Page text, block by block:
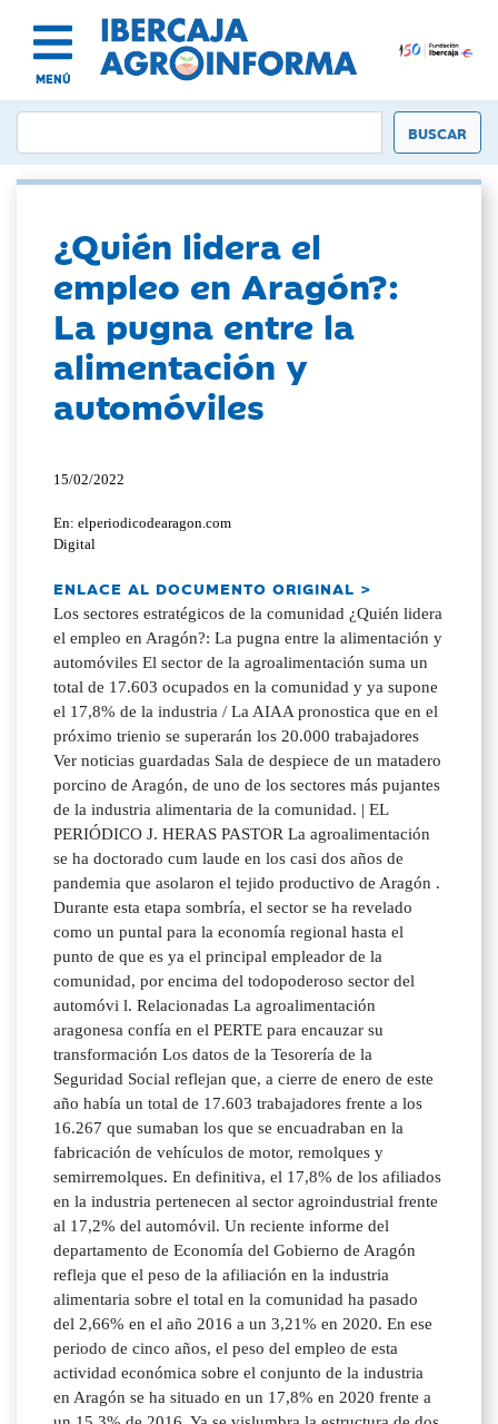
MENÚ
¿Quién lidera el
empleo en Aragón?:
La pugna entre la
alimentación y
automóviles
15/02/2022
En: elperiodicodearagon.com
Digital
ENLACE AL DOCUMENTO ORIGINAL >
Los sectores estratégicos de la comunidad ¿Quién lidera
el empleo en Aragón?: La pugna entre la alimentación y
automóviles El sector de la agroalimentación suma un
total de 17.603 ocupados en la comunidad y ya supone
el 17,8% de la industria / La AIAA pronostica que en el
próximo trienio se superarán los 20.000 trabajadores
Ver noticias guardadas Sala de despiece de un matadero
porcino de Aragón, de uno de los sectores más pujantes
de la industria alimentaria de la comunidad. | EL
PERIÓDICO J. HERAS PASTOR La agroalimentación
se ha doctorado cum laude en los casi dos años de
pandemia que asolaron el tejido productivo de Aragón .
Durante esta etapa sombría, el sector se ha revelado
como un puntal para la economía regional hasta el
punto de que es ya el principal empleador de la
comunidad, por encima del todopoderoso sector del
automóvi l. Relacionadas La agroalimentación
aragonesa confía en el PERTE para encauzar su
transformación Los datos de la Tesorería de la
Seguridad Social reflejan que, a cierre de enero de este
año había un total de 17.603 trabajadores frente a los
16.267 que sumaban los que se encuadraban en la
fabricación de vehículos de motor, remolques y
semirremolques. En definitiva, el 17,8% de los afiliados
en la industria pertenecen al sector agroindustrial frente
al 17,2% del automóvil. Un reciente informe del
departamento de Economía del Gobierno de Aragón
refleja que el peso de la afiliación en la industria
alimentaria sobre el total en la comunidad ha pasado
del 2,66% en el año 2016 a un 3,21% en 2020. En ese
periodo de cinco años, el peso del empleo de esta
actividad económica sobre el conjunto de la industria
en Aragón se ha situado en un 17,8% en 2020 frente a